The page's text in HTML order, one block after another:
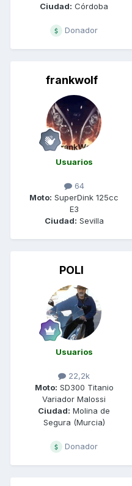
Ciudad: Córdoba
Donador
frankwolf
Usuarios
64
Moto: SuperDink 125cc
E3
Ciudad: Sevilla
POLI
Usuarios
22,2k
Moto: SD300 Titanio
Variador Malossi
Ciudad: Molina de
Segura (Murcia)
Donador